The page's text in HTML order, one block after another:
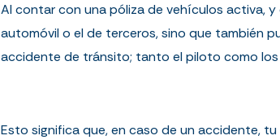
Al contar con una póliza de vehículos activa,
automóvil o el de terceros, sino que también
accidente de tránsito; tanto el piloto como
Esto significa que, en caso de un accidente,